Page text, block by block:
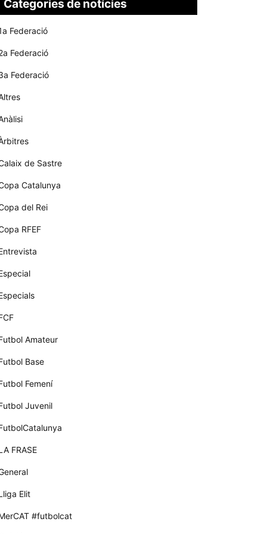
Categories de notícies
Federació
Federació
Federació
de Sastre
Catalunya
del Rei
RFEF
Amateur
Base
Femení
Juvenil
FRASE
Elit
#futbolcat